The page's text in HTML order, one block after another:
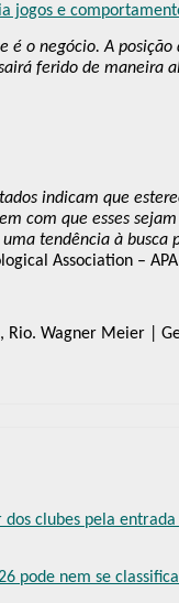
jogos e
é o negócio. A
ferido de maneira
indicam que
com que esses
tendência à busca
Association – APA
Rio. Wagner Meier |
clubes pela entrada
pode nem se